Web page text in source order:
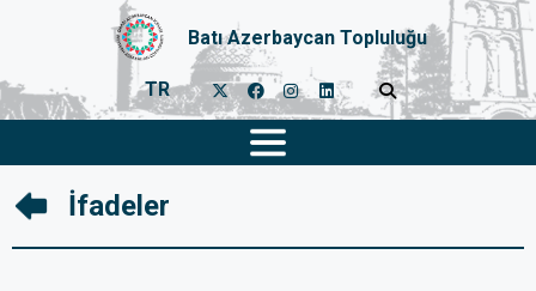
Batı Azerbaycan Topluluğu
TR
İfadeler